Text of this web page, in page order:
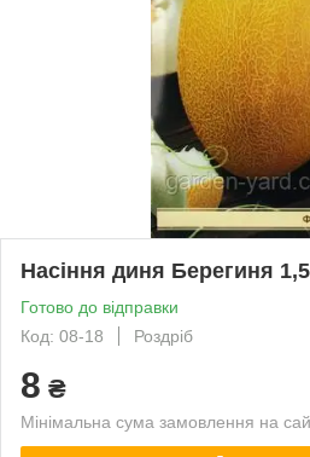
Насіння диня Берегиня
Готово до відправки
Код: 08-18
Роздріб
8 ₴
Мінімальна сума замовлення на